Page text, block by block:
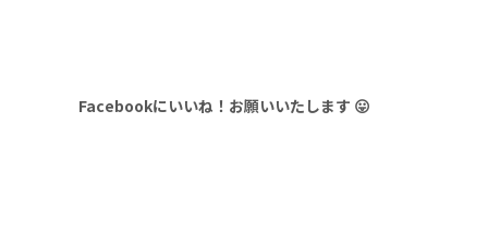
Facebookにいいね！お願いいたします 😛